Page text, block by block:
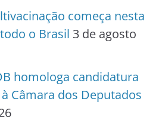
começa nesta
o Brasil 3 de agosto
homologa candidatura
Câmara dos Deputados